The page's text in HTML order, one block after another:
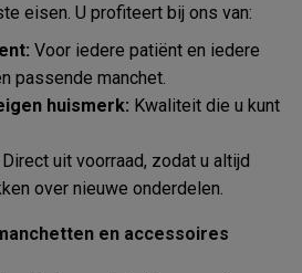
eisen. U profiteert bij ons van:
Voor iedere patiënt en iedere
passende manchet.
huismerk: Kwaliteit die u kunt
Direct uit voorraad, zodat u altijd
over nieuwe onderdelen.
en accessoires